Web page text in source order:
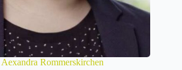
Rommerskirchen